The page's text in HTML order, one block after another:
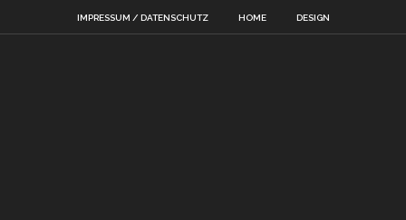
IMPRESSUM / DATENSCHUTZ HOME DESIGN